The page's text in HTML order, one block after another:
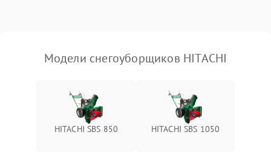
Повреждение троса
Подробнее →
Модели снегоуборщиков HITACHI
HITACHI SBS 850 HITACHI SBS 1050